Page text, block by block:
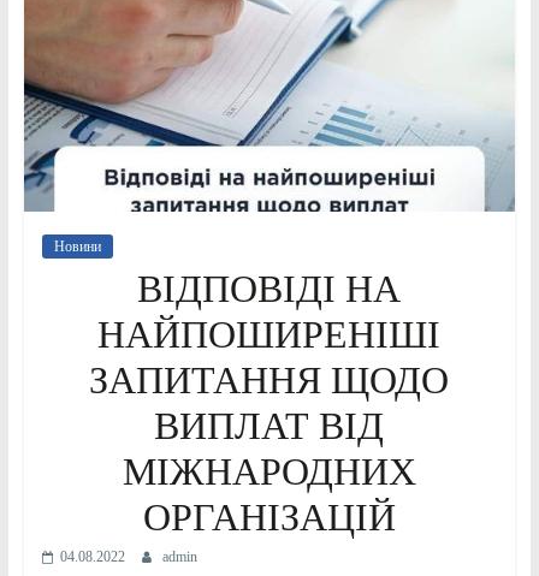
Новини
ВІДПОВІДІ НА
НАЙПОШИРЕНІШІ
ЗАПИТАННЯ ЩОДО
ВИПЛАТ ВІД
МІЖНАРОДНИХ
ОРГАНІЗАЦІЙ
04.08.2022 admin